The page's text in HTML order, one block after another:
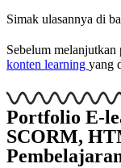
Simak ulasannya di
Sebelum melanjutkan
konten learning yang
Portfolio E-
SCORM,